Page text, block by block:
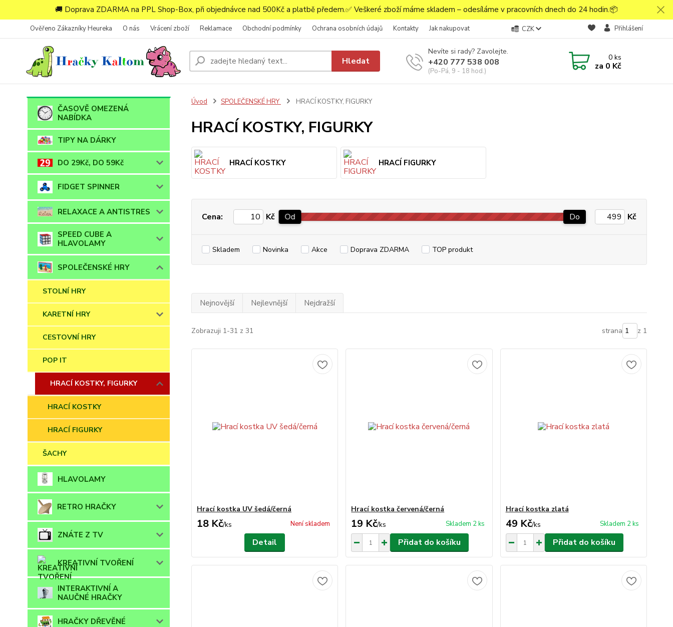
🚚 Doprava ZDARMA na PPL Shop-Box, při objednávce nad 500Kč a platbě předem.✅ Veškeré zboží máme skladem – odesíláme v pracovních dnech do 24 hodin.📦
Ověřeno Zákazníky Heureka O nás Vrácení zboží Reklamace Obchodní podmínky Ochrana osobních údajů Kontakty Jak nakupovat CZK Přihlášení
Hledat
Nevíte si rady? Zavolejte.
+420 777 538 008
(Po-Pá, 9 - 18 hod.)
0ks
za 0 Kč
ČASOVĚ OMEZENÁ
NABÍDKA
TIPY NA DÁRKY
DO 29Kč, DO 59Kč
FIDGET SPINNER
RELAXACE A ANTISTRES
SPEED CUBE A
HLAVOLAMY
SPOLEČENSKÉ HRY
STOLNÍ HRY
KARETNÍ HRY
CESTOVNÍ HRY
POP IT
HRACÍ KOSTKY, FIGURKY
HRACÍ KOSTKY
HRACÍ FIGURKY
ŠACHY
HLAVOLAMY
RETRO HRAČKY
ZNÁTE Z TV
KREATIVNÍ TVOŘENÍ
INTERAKTIVNÍ A
NAUČNÉ HRAČKY
HRAČKY DŘEVĚNÉ
Úvod SPOLEČENSKÉ HRY HRACÍ KOSTKY, FIGURKY
HRACÍ KOSTKY, FIGURKY
HRACÍ KOSTKY HRACÍ FIGURKY
Cena: Kč Od Do Kč
Skladem Novinka Akce Doprava ZDARMA TOP produkt
Nejnovější Nejlevnější Nejdražší
Zobrazuji 1-31 z 31 strana z 1
Hrací kostka UV šedá/černá
18 Kč/ks Není skladem
Detail
Hrací kostka červená/černá
19 Kč/ks Skladem 2 ks
Přidat do košíku
Hrací kostka zlatá
49 Kč/ks Skladem 2 ks
Přidat do košíku